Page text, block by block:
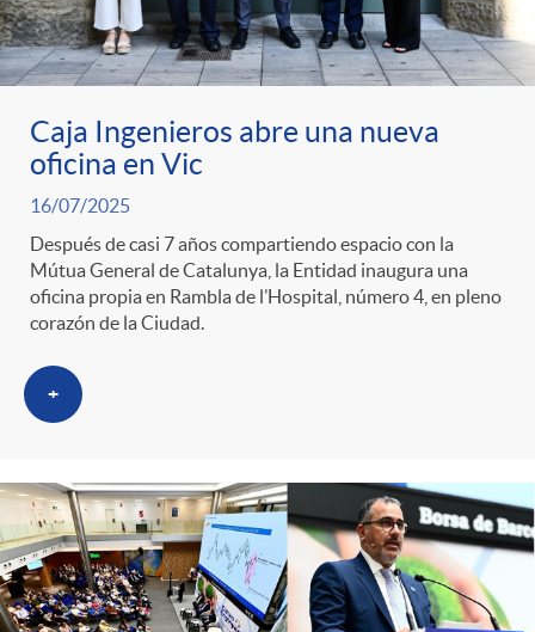
Caja Ingenieros abre una nueva
oficina en Vic
16/07/2025
Después de casi 7 años compartiendo espacio con la
Mútua General de Catalunya, la Entidad inaugura una
oficina propia en Rambla de l’Hospital, número 4, en pleno
corazón de la Ciudad.
+